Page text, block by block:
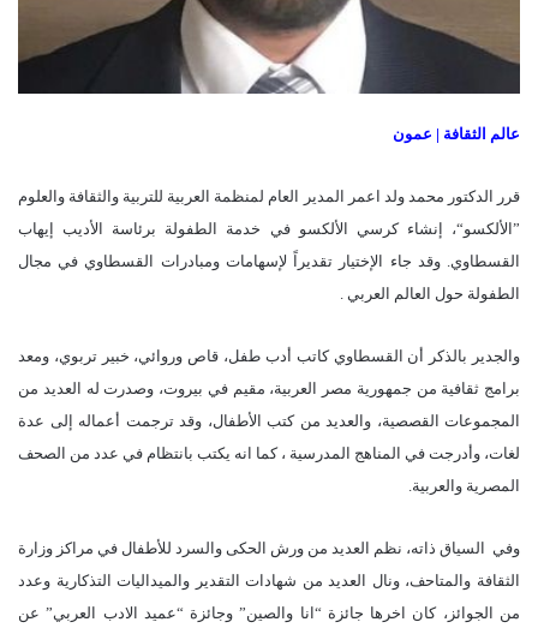
عالم الثقافة | عمون
قرر الدكتور محمد ولد اعمر المدير العام لمنظمة العربية للتربية والثقافة والعلوم
”الألكسو“، إنشاء كرسي الألكسو في خدمة الطفولة برئاسة الأديب إيهاب
القسطاوي.وقد جاء الإختيار تقديراً لإسهامات ومبادرات القسطاوي في مجال
الطفولة حول العالم العربي .
والجدير بالذكر أن القسطاوي كاتب أدب طفل، قاص وروائي، خبير تربوي، ومعد
برامج ثقافية من جمهورية مصر العربية، مقيم في بيروت، وصدرت له العديد من
المجموعات القصصية، والعديد من كتب الأطفال، وقد ترجمت أعماله إلى عدة
لغات، وأدرجت في المناهج المدرسية ، كما انه يكتب بانتظام في عدد من الصحف
المصرية والعربية.
وفي السياق ذاته، نظم العديد من ورش الحكى والسرد للأطفال في مراكز وزارة
الثقافة والمتاحف، ونال العديد من شهادات التقدير والميداليات التذكارية وعدد
من الجوائز، كان اخرها جائزة “انا والصين” وجائزة “عميد الادب العربي” عن